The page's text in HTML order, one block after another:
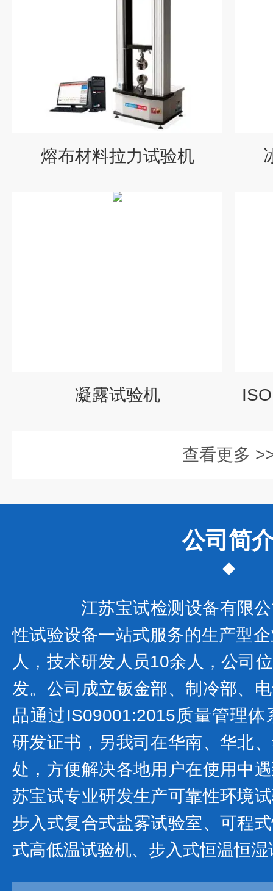
熔布材料拉力试验机
凝露试验机
查看更多
公司 简
江苏宝试检测设备有限公
性试验设备一站式服务的生产型
人，技术研发人员10余人，公司
发。公司成立钣金部、制冷部、
品通过IS09001:2015质量管理
研发证书，另我司在华南、华北
处，方便解决各地用户在使用
苏宝试专业研发生产可靠性环境
步入式复合式盐雾试验室、可程
式高低温试验机、步入式恒温恒